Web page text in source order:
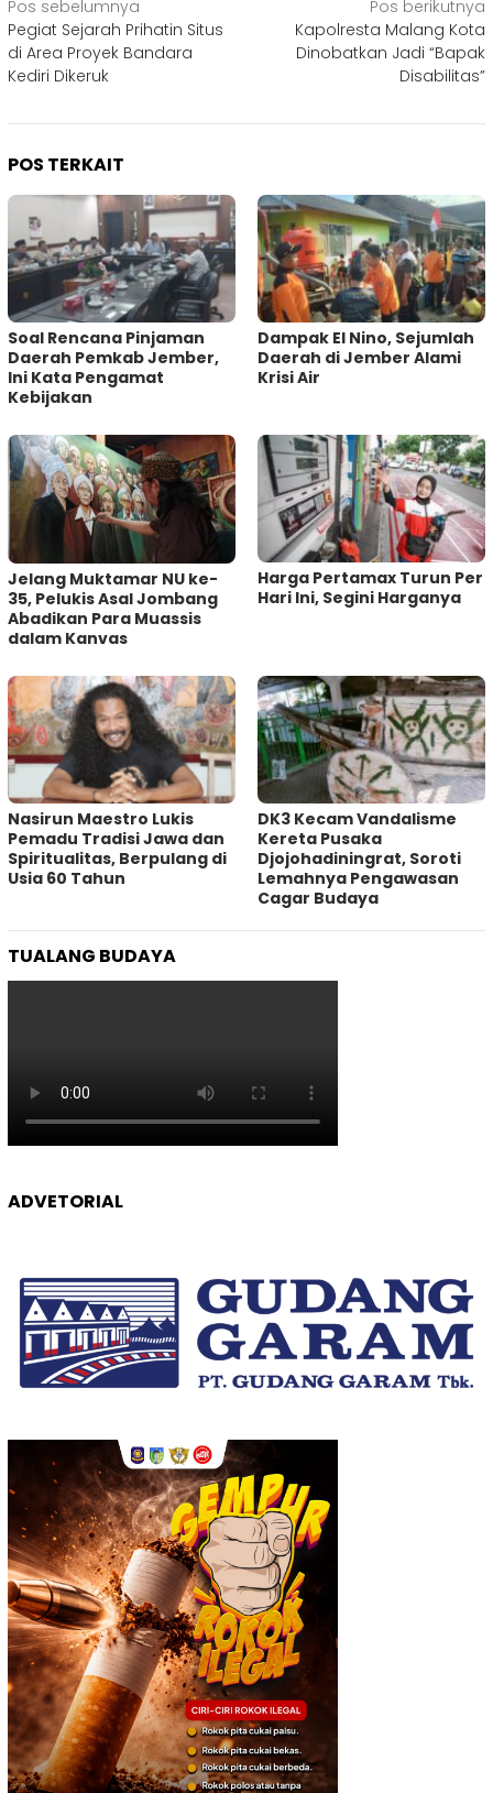
Navigasi
pos
Pos sebelumnya
Pegiat Sejarah Prihatin Situs
di Area Proyek Bandara
Kediri Dikeruk
Pos berikutnya
Kapolresta Malang Kota
Dinobatkan Jadi “Bapak
Disabilitas”
POS TERKAIT
‎Soal Rencana Pinjaman
Daerah Pemkab Jember,
Ini Kata Pengamat
Kebijakan ‎
Dampak El Nino, Sejumlah
Daerah di Jember Alami
Krisi Air
Jelang Muktamar NU ke-
35, Pelukis Asal Jombang
Abadikan Para Muassis
dalam Kanvas
Harga Pertamax Turun Per
Hari Ini, Segini Harganya
‎Nasirun Maestro Lukis
Pemadu Tradisi Jawa dan
Spiritualitas, Berpulang di
Usia 60 Tahun
DK3 Kecam Vandalisme
Kereta Pusaka
Djojohadiningrat, Soroti
Lemahnya Pengawasan
Cagar Budaya
TUALANG BUDAYA
ADVETORIAL